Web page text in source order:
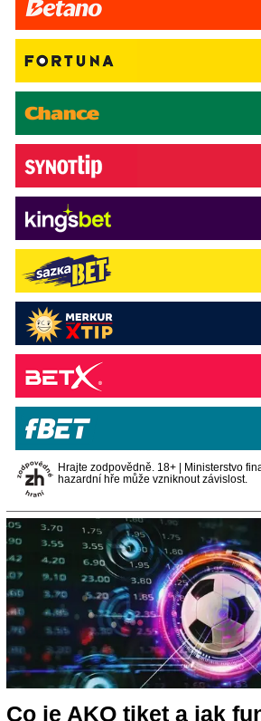
Hrajte zodpovědně. 18+ | Ministerstvo
hazardní hře může vzniknout závislost.
Co je AKO tiket a jak